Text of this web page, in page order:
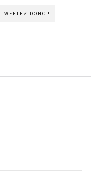
TWEETEZ DONC !